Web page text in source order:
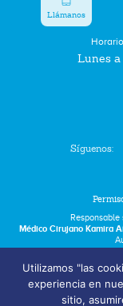
Síguenos:
Lunes
Llámanos
Responsable
Médico Cirujano Kamira
Utilizamos "las
experiencia en
sitio,